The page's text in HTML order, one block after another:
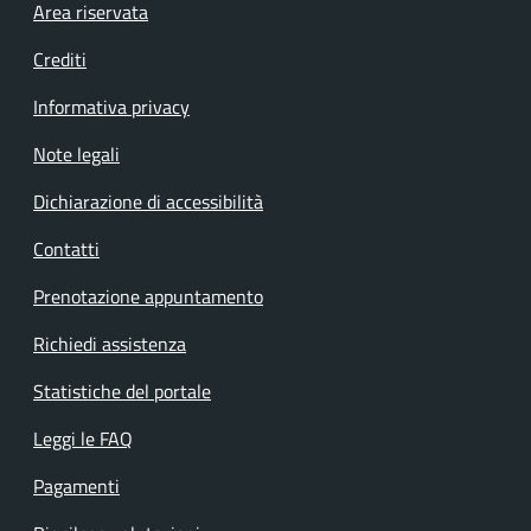
Footer menu
Area riservata
Crediti
Informativa privacy
Note legali
Dichiarazione di accessibilità
Contatti
Prenotazione appuntamento
Richiedi assistenza
Statistiche del portale
Leggi le FAQ
Pagamenti